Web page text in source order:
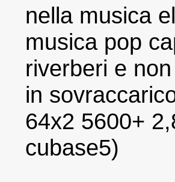
nella musica
musica pop
riverberi e
in
64x2 5600+
cubase5)